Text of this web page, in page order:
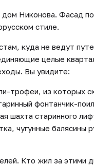
Никонова. Фасад
стиле.
куда не ведут
целые
Вы увидите:
трофеи, из которых
фонтанчик-
шахта старинного
чугунные балясины
Кто жил за этими